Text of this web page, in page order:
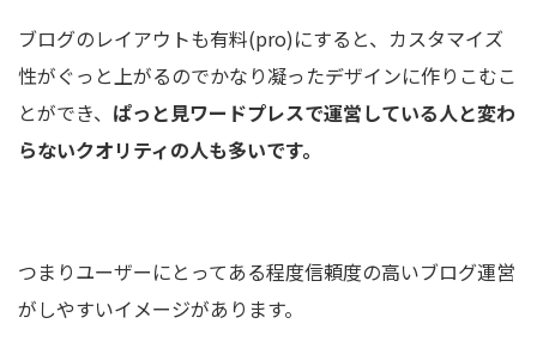
ブログのレイアウトも有料(pro)にすると、カスタマイズ
性がぐっと上がるのでかなり凝ったデザインに作りこむこ
とができ、 ぱっと見ワードプレスで運営している人と変わ
らないクオリティの人も多いです。
つまりユーザーにとってある程度信頼度の高いブログ運営
がしやすいイメージがあります。